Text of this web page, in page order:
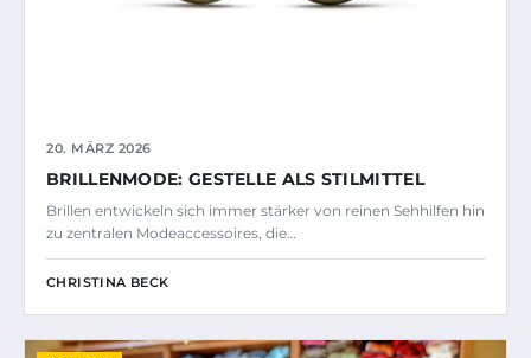
20. MÄRZ 2026
BRILLENMODE: GESTELLE ALS STILMITTEL
Brillen entwickeln sich immer stärker von reinen Sehhilfen hin
zu zentralen Modeaccessoires, die…
CHRISTINA BECK